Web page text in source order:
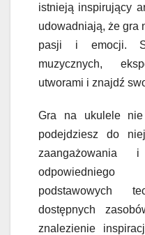
istnieją inspirujący
udowadniają, że gra
pasji i emocji.
muzycznych,
utworami i znajdź
Gra na ukulele
podejdziesz do
zaangażowania
odpowiedniego
podstawowych
dostępnych
znalezienie